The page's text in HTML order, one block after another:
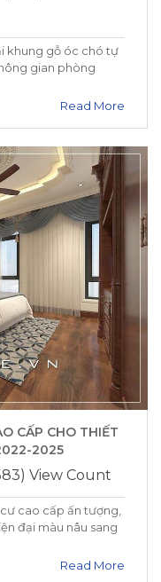
khung gỗ óc chó tự
gian phòng
Read More
CẤP CHO THIẾT
2025
View Count
cao cấp ấn tượng,
đại màu nâu sang
Read More